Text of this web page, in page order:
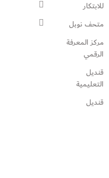
للابتكار
متحف نوبل
مركز المعرفة
الرقمي
قنديل
التعليمية
قنديل